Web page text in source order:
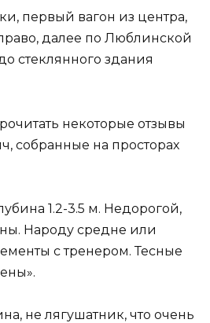
первый вагон из центра,
далее по Люблинской
стеклянного здания
некоторые отзывы
собранные на просторах
1.2-3.5 м. Недорогой,
Народу средне или
с тренером. Тесные
не лягушатник, что очень